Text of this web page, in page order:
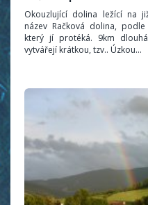
Okouzlující dolina ležící na
název Račková dolina,
který jí protéká. 9km
vytvářejí krátkou, tzv.. Úzkou...